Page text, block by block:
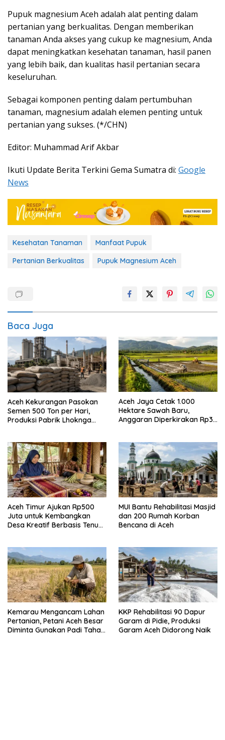
Pupuk magnesium Aceh adalah alat penting dalam
pertanian yang berkualitas. Dengan memberikan
tanaman Anda akses yang cukup ke magnesium, Anda
dapat meningkatkan kesehatan tanaman, hasil panen
yang lebih baik, dan kualitas hasil pertanian secara
keseluruhan.
Sebagai komponen penting dalam pertumbuhan
tanaman, magnesium adalah elemen penting untuk
pertanian yang sukses. (*/CHN)
Editor: Muhammad Arif Akbar
Ikuti Update Berita Terkini Gema Sumatra di: Google
News
Kesehatan Tanaman
Manfaat Pupuk
Pertanian Berkualitas
Pupuk Magnesium Aceh
Baca Juga
Aceh Kekurangan Pasokan
Semen 500 Ton per Hari,
Produksi Pabrik Lhoknga
Aceh Jaya Cetak 1.000
Hektare Sawah Baru,
Anggaran Diperkirakan Rp35
Aceh Timur Ajukan Rp500
Juta untuk Kembangkan
Desa Kreatif Berbasis Tenun
MUI Bantu Rehabilitasi Masjid
dan 200 Rumah Korban
Bencana di Aceh
Kemarau Mengancam Lahan
Pertanian, Petani Aceh Besar
Diminta Gunakan Padi Tahan
KKP Rehabilitasi 90 Dapur
Garam di Pidie, Produksi
Garam Aceh Didorong Naik